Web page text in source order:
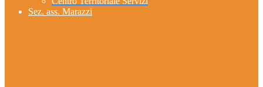
Sez. ass. Marazzi